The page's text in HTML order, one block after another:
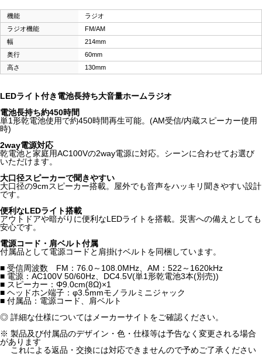
機能
ラジオ
ラジオ機能
FM/AM
幅
214mm
奥行
60mm
高さ
130mm
LEDライト付き電池長持ち大音量ホームラジオ
電池長持ち約450時間
単1形乾電池使用で約450時間再生可能。(AM受信/内蔵スピーカー使用
時)
2way電源対応
乾電池と家庭用AC100Vの2way電源に対応。シーンに合わせてお選び
いただけます。
大口径スピーカーで聞きやすい
大口径の9cmスピーカー搭載。屋外でも音声をハッキリ聞きやすい設計
です。
便利なLEDライト搭載
アウトドアや暗がりに便利なLEDライトを搭載。災害への備えとしても
安心です。
電源コード・肩ベルト付属
付属品として電源コードと肩掛けベルトを同梱しています。
■ 受信周波数 FM：76.0～108.0MHz、AM：522～1620kHz
■ 電源：AC100V 50/60Hz、DC4.5V(単1形乾電池3本(別売))
■ スピーカー：Φ9.0cm(8Ω)×1
■ ヘッドホン端子：φ3.5mmモノラルミニジャック
■ 付属品：電源コード、肩ベルト
◎ 詳細な仕様についてはメーカーサイトをご確認ください。
※ 製品及び付属品のデザイン・色・仕様等は予告なく変更される場合
があります
これによる返品・交換には対応できませんので予めご了承ください